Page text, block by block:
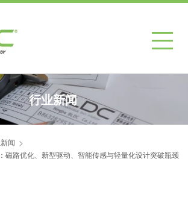
行业新闻
闻 >
磁路优化、新型驱动、智能传感与轻量化设计突破瓶颈